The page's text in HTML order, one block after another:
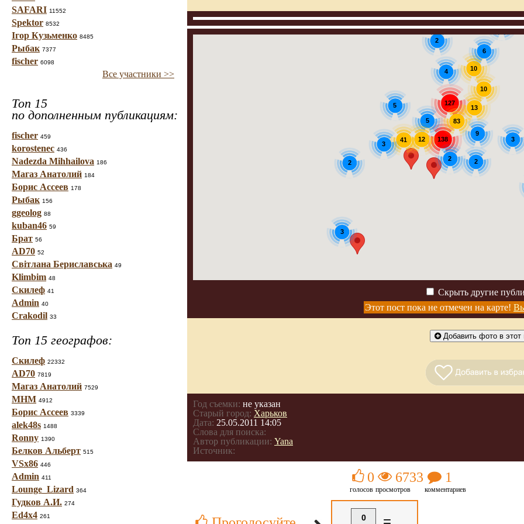
SAFARI 11552
Spektor 8532
Ігор Кузьменко 8485
Рыбак 7377
fischer 6098
Все участники >>
Топ 15
по дополненным публикациям:
fischer 459
korostenec 436
Nadezda Mihhailova 186
Магаз Анатолий 184
Борис Ассеев 178
Рыбак 156
ggeolog 88
kuban46 59
Брат 56
AD70 52
Світлана Бериславська 49
Klimbim 48
Скилеф 41
Admin 40
Crakodil 33
Топ 15 географов:
Скилеф 22332
AD70 7819
Магаз Анатолий 7529
МНМ 4912
Борис Ассеев 3339
alek48s 1488
Ronny 1390
Белков Альберт 515
VSx86 446
Admin 411
Lounge_Lizard 364
Гудков А.И. 274
Ed4x4 261
127
10
41 138
83
2
6
13
4
5
2
5
9
3
10
12
3
2
3
2
4
Скрыть другие
Этот пост пока не отмечен на карте!
Добавить фото в этот
Год съемки: не указан
Старый город: Харьков
Дата: 25.05.2011 14:05
Слова для поиска:
Автор публикации: Yana
Источник:
0
голосов
6733
просмотров
1
комментариев
0